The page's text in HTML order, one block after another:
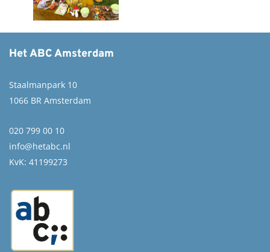
Het ABC Amsterdam
Staalmanpark 10
1066 BR Amsterdam
020 799 00 10
info@hetabc.nl
KvK: 41199273